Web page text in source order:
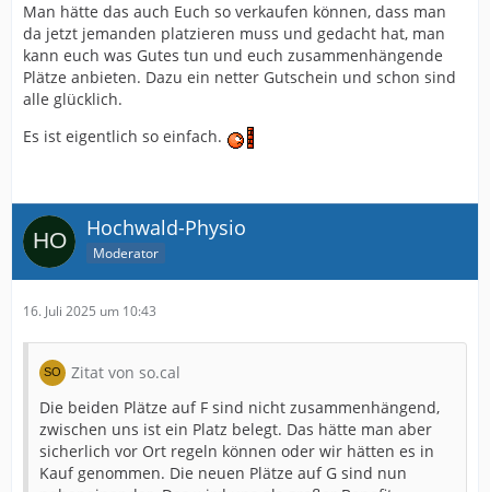
Man hätte das auch Euch so verkaufen können, dass man
da jetzt jemanden platzieren muss und gedacht hat, man
kann euch was Gutes tun und euch zusammenhängende
Plätze anbieten. Dazu ein netter Gutschein und schon sind
alle glücklich.
Es ist eigentlich so einfach.
Hochwald-Physio
Moderator
16. Juli 2025 um 10:43
Zitat von so.cal
Die beiden Plätze auf F sind nicht zusammenhängend,
zwischen uns ist ein Platz belegt. Das hätte man aber
sicherlich vor Ort regeln können oder wir hätten es in
Kauf genommen. Die neuen Plätze auf G sind nun